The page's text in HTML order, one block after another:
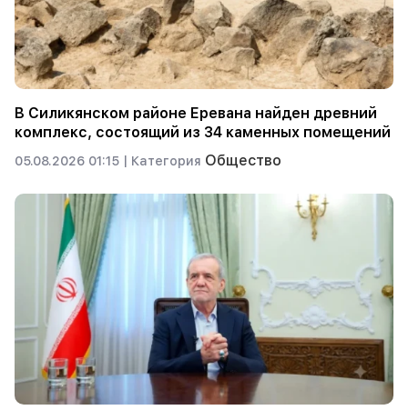
В Силикянском районе Еревана найден древний
комплекс, состоящий из 34 каменных помещений
05.08.2026 01:15 | Категория Общество